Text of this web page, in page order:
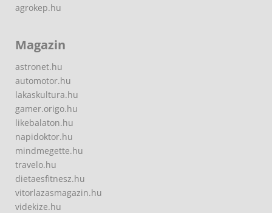
agrokep.hu
Magazin
astronet.hu
automotor.hu
lakaskultura.hu
gamer.origo.hu
likebalaton.hu
napidoktor.hu
mindmegette.hu
travelo.hu
dietaesfitnesz.hu
vitorlazasmagazin.hu
videkize.hu